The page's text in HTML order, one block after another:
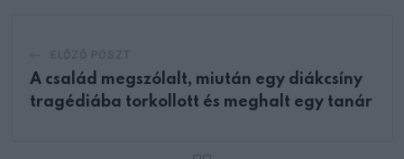
A család megszólalt, miután egy diákcsíny
tragédiába torkollott és meghalt egy tanár